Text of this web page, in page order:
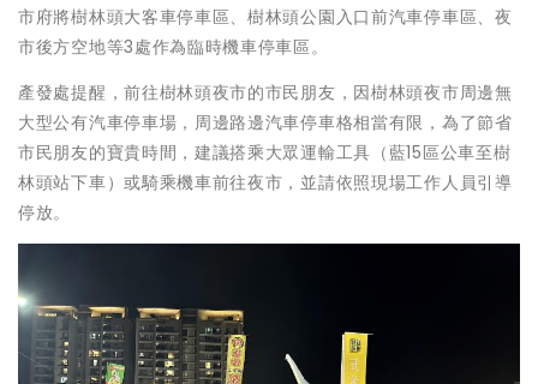
市府將樹林頭大客車停車區、樹林頭公園入口前汽車停車區、夜
市後方空地等3處作為臨時機車停車區。
產發處提醒，前往樹林頭夜市的市民朋友，因樹林頭夜市周邊無
大型公有汽車停車場，周邊路邊汽車停車格相當有限，為了節省
市民朋友的寶貴時間，建議搭乘大眾運輸工具（藍15區公車至樹
林頭站下車）或騎乘機車前往夜市，並請依照現場工作人員引導
停放。